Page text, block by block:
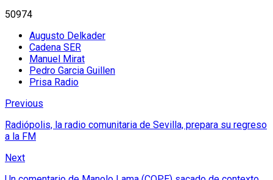
50974
Augusto Delkader
Cadena SER
Manuel Mirat
Pedro Garcia Guillen
Prisa Radio
Previous
Radiópolis, la radio comunitaria de Sevilla, prepara su regreso
a la FM
Next